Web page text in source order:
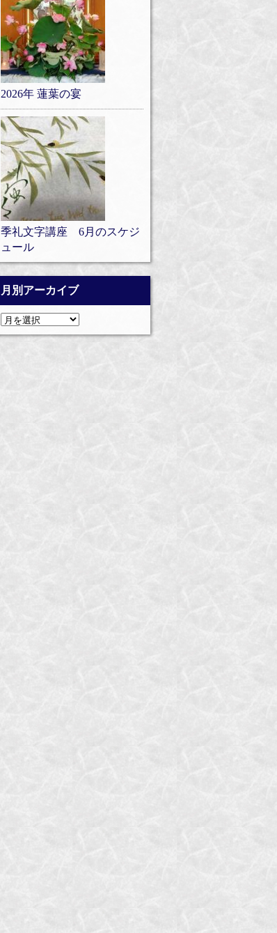
2026年 蓮葉の宴
季礼文字講座 6月のスケジ
ュール
月別アーカイブ